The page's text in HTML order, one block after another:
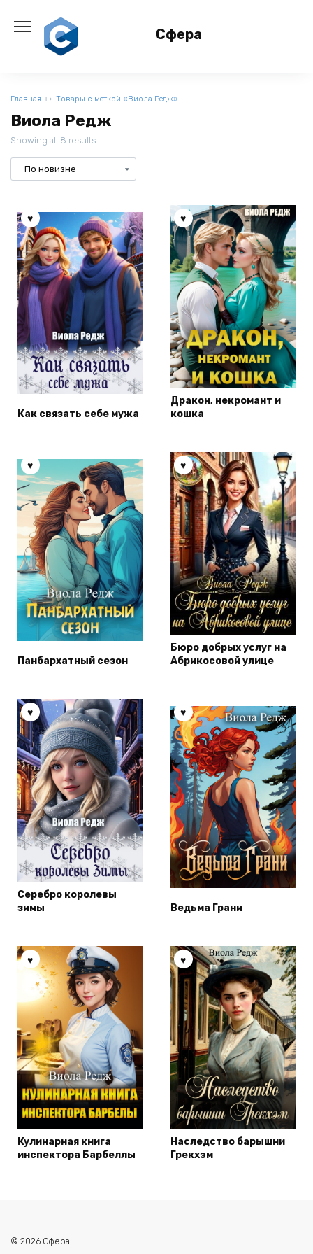
содержанию
Сфера
Главная Товары с меткой «Виола Редж»
Виола Редж
Showing all 8 results
Как связать себе мужа
Дракон, некромант и
кошка
Панбархатный сезон
Бюро добрых услуг на
Абрикосовой улице
Серебро королевы
зимы
Ведьма Грани
Кулинарная книга
инспектора Барбеллы
Наследство барышни
Грекхэм
© 2026 Сфера